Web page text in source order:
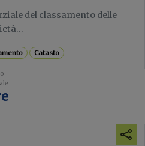
del classamento delle
Catasto